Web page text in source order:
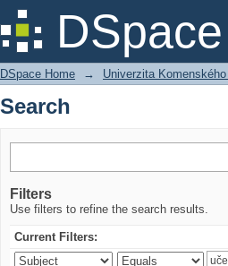
Search
DSpace Home → Univerzita
Search
Filters
Use filters to refine the search results.
Current Filters: